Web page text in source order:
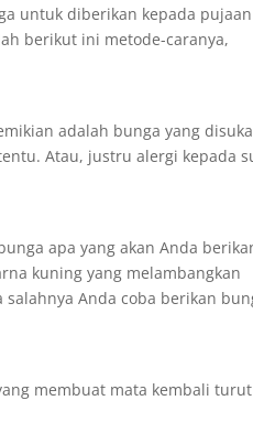
untuk diberikan kepada
berikut ini metode-caranya,
adalah bunga yang
Atau, justru alergi kepada
apa yang akan Anda
kuning yang melambangkan
Anda coba berikan
membuat mata kembali turut